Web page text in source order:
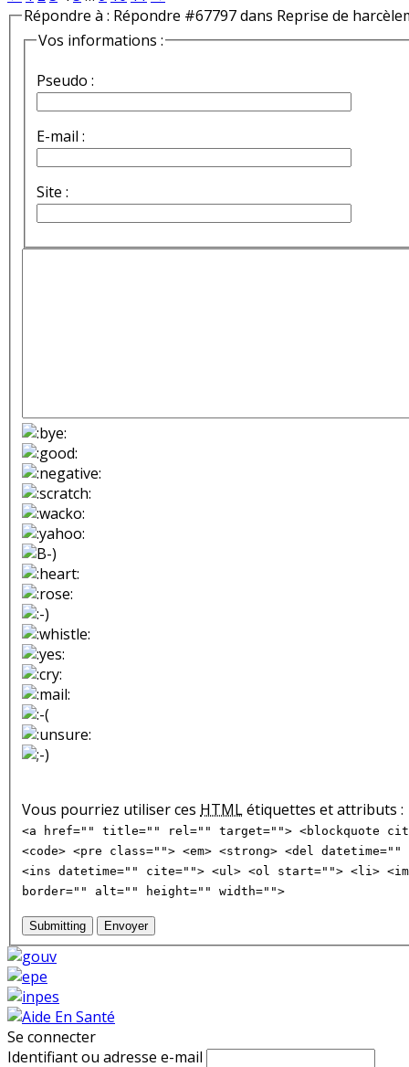
Répondre à : Répondre #67797 dans Reprise de
Vos informations :
Pseudo :
E-mail :
Site :
Vous pourriez utiliser ces HTMLétiquettes et attributs :
<a href="" title="" rel="" target=""> <blockquote
<code> <pre class=""> <em> <strong> <del
<ins datetime="" cite=""> <ul> <ol start=""> <li>
border="" alt="" height="" width="">
Submitting Envoyer
Se connecter
Identifiant ou adresse e-mail